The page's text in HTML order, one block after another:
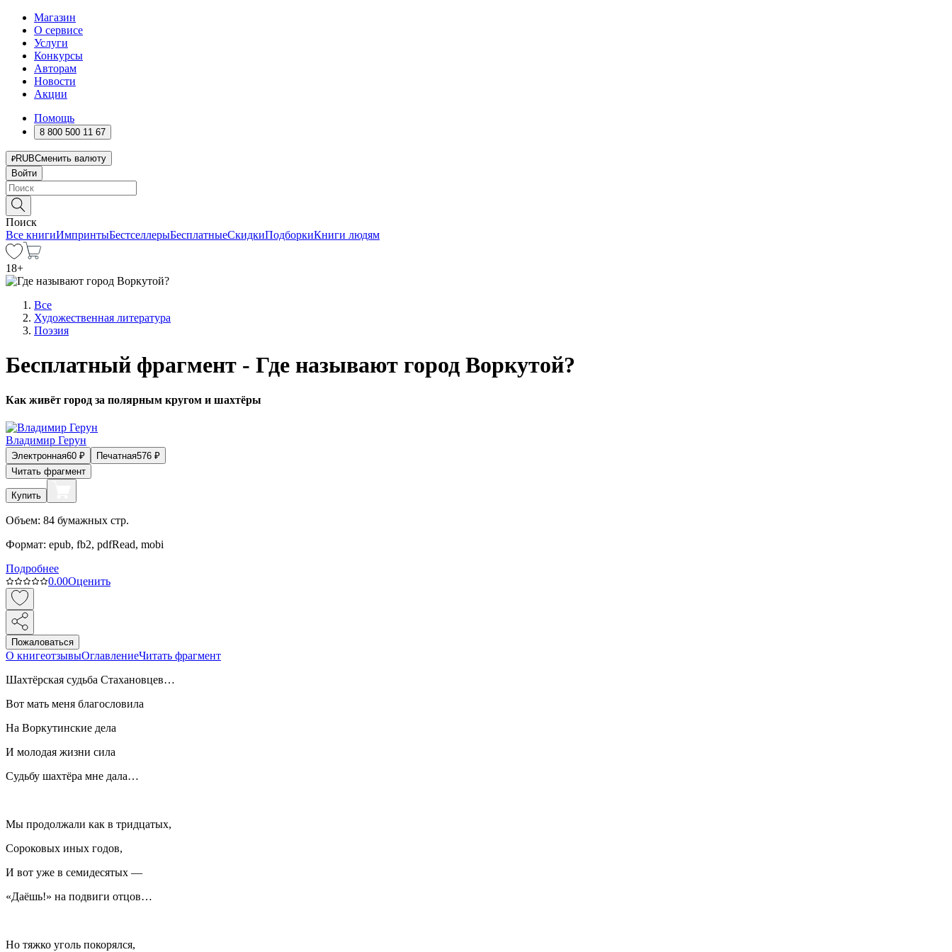
Магазин
О сервисе
Услуги
Конкурсы
Авторам
Новости
Акции
Помощь
8 800 500 11 67
RUBСменить валюту
Войти
Поиск
Все книгиИмпринтыБестселлерыБесплатныеСкидкиПодборкиКниги людям
18+
Все
Художественная литература
Поэзия
Бесплатный фрагмент - Где называют город Воркутой?
Как живёт город за полярным кругом и шахтёры
Владимир Герун
Электронная60 ₽ Печатная576 ₽
Читать фрагмент
Купить
Объем: 84 бумажных стр.
Формат: epub, fb2, pdfRead, mobi
Подробнее
0.00Оценить
Пожаловаться
О книгеотзывыОглавлениеЧитать фрагмент
Шахтёрская судьба Стахановцев…
Вот мать меня благословила
На Воркутинские дела
И молодая жизни сила
Судьбу шахтёра мне дала…
Мы продолжали как в тридцатых,
Сороковых иных годов,
И вот уже в семидесятых —
«Даёшь!» на подвиги отцов…
Но тяжко уголь покорялся,